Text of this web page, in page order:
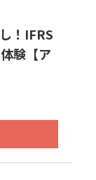
！IFRS
験【ア